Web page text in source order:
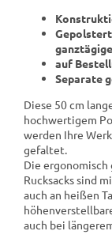
auf
Separate
Diese 50 cm
hochwertigem
werden Ihre
gefaltet.
Die ergonomisch
Rucksacks sind
auch an heißen
auch bei